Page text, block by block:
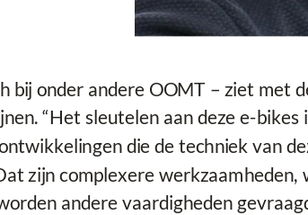
bij onder andere OOMT – ziet met
“Het sleutelen aan deze e-bikes
die de techniek van
zijn complexere werkzaamheden,
andere vaardigheden